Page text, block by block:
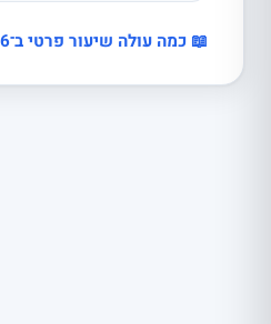
📖 כמה עולה שיעור פרטי ב־2026?